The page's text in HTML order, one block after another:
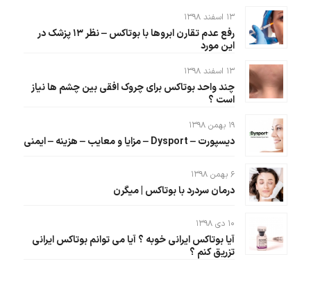
۱۳ اسفند ۱۳۹۸
رفع عدم تقارن ابروها با بوتاکس – نظر ۱۳ پزشک در
این مورد
۱۳ اسفند ۱۳۹۸
چند واحد بوتاکس برای چروک افقی بین چشم ها نیاز
است ؟
۱۹ بهمن ۱۳۹۸
دیسپورت – Dysport – مزایا و معایب – هزینه – ایمنی
۶ بهمن ۱۳۹۸
درمان سردرد با بوتاکس | میگرن
۱۰ دی ۱۳۹۸
آیا بوتاکس ایرانی خوبه ؟ آیا می توانم بوتاکس ایرانی
تزریق کنم ؟